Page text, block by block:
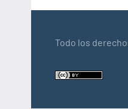
Todo los